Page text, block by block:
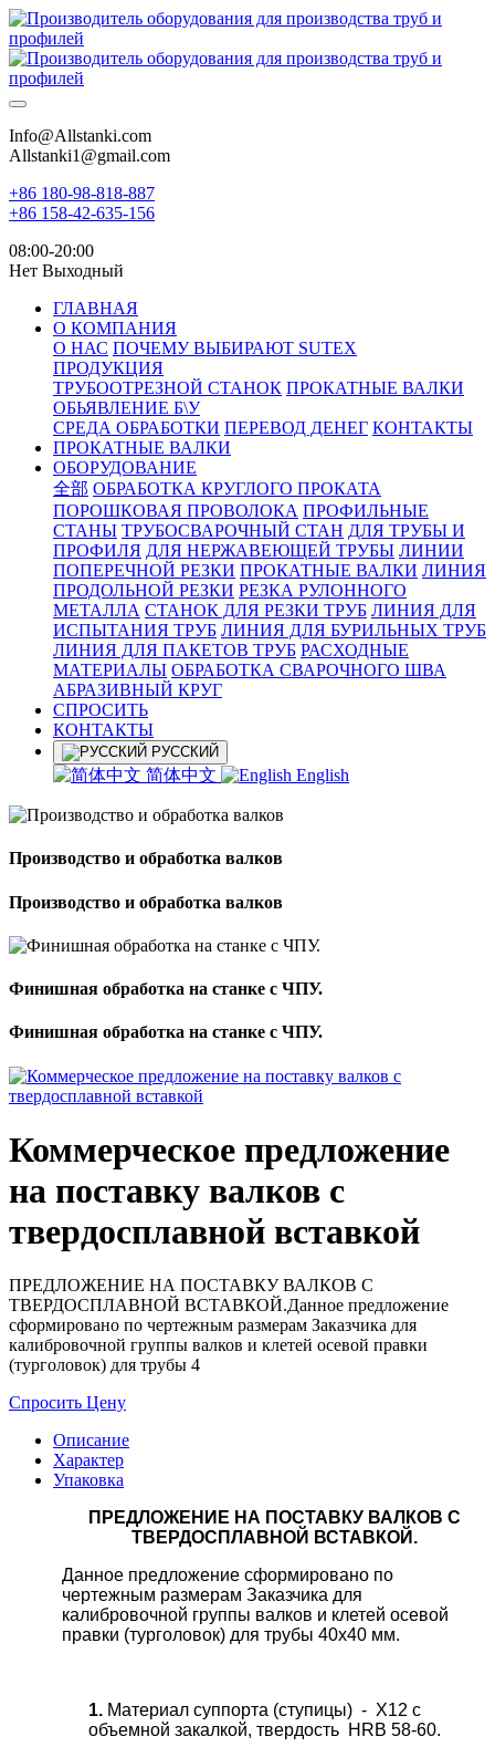
Info@Allstanki.com
Allstanki1@gmail.com
+86 180-98-818-887
+86 158-42-635-156
08:00-20:00
Нет Выходный
ГЛАВНАЯ
О КОМПАНИЯ
О НАС ПОЧЕМУ ВЫБИРАЮТ SUTEX
ПРОДУКЦИЯ
ТРУБООТРЕЗНОЙ СТАНОК ПРОКАТНЫЕ ВАЛКИ
ОБЬЯВЛЕНИЕ Б\У
СРЕДА ОБРАБОТКИ ПЕРЕВОД ДЕНЕГ КОНТАКТЫ
ПРОКАТНЫЕ ВАЛКИ
ОБОРУДОВАНИЕ
全部 ОБРАБОТКА КРУГЛОГО ПРОКАТА
ПОРОШКОВАЯ ПРОВОЛОКА ПРОФИЛЬНЫЕ
СТАНЫ ТРУБОСВАРОЧНЫЙ СТАН ДЛЯ ТРУБЫ И
ПРОФИЛЯ ДЛЯ НЕРЖАВЕЮЩЕЙ ТРУБЫ ЛИНИИ
ПОПЕРЕЧНОЙ РЕЗКИ ПРОКАТНЫЕ ВАЛКИ ЛИНИЯ
ПРОДОЛЬНОЙ РЕЗКИ РЕЗКА РУЛОННОГО
МЕТАЛЛА СТАНОК ДЛЯ РЕЗКИ ТРУБ ЛИНИЯ ДЛЯ
ИСПЫТАНИЯ ТРУБ ЛИНИЯ ДЛЯ БУРИЛЬНЫХ ТРУБ
ЛИНИЯ ДЛЯ ПАКЕТОВ ТРУБ РАСХОДНЫЕ
МАТЕРИАЛЫ OБРАБОТКА СВАРОЧНОГО ШВА
АБРАЗИВНЫЙ КРУГ
СПРОСИТЬ
КОНТАКТЫ
РУССКИЙ
简体中文 English
Производство и обработка валков
Производство и обработка валков
Финишная обработка на станке с ЧПУ.
Финишная обработка на станке с ЧПУ.
Коммерческое предложение
на поставку валков с
твердосплавной вставкой
ПРЕДЛОЖЕНИЕ НА ПОСТАВКУ ВАЛКОВ С
ТВЕРДОСПЛАВНОЙ ВСТАВКОЙ.Данное предложение
сформировано по чертежным размерам Заказчика для
калибровочной группы валков и клетей осевой правки
(турголовок) для трубы 4
Спросить Цену
Описание
Характер
Упаковка
ПРЕДЛОЖЕНИЕ НА ПОСТАВКУ ВАЛКОВ С
ТВЕРДОСПЛАВНОЙ ВСТАВКОЙ.
Данное предложение сформировано по
чертежным размерам Заказчика для
калибровочной группы валков и клетей осевой
правки (турголовок) для трубы 40х40 мм.
1. Материал суппорта (ступицы) - Х12 с
объемной закалкой, твердость HRB 58-60.